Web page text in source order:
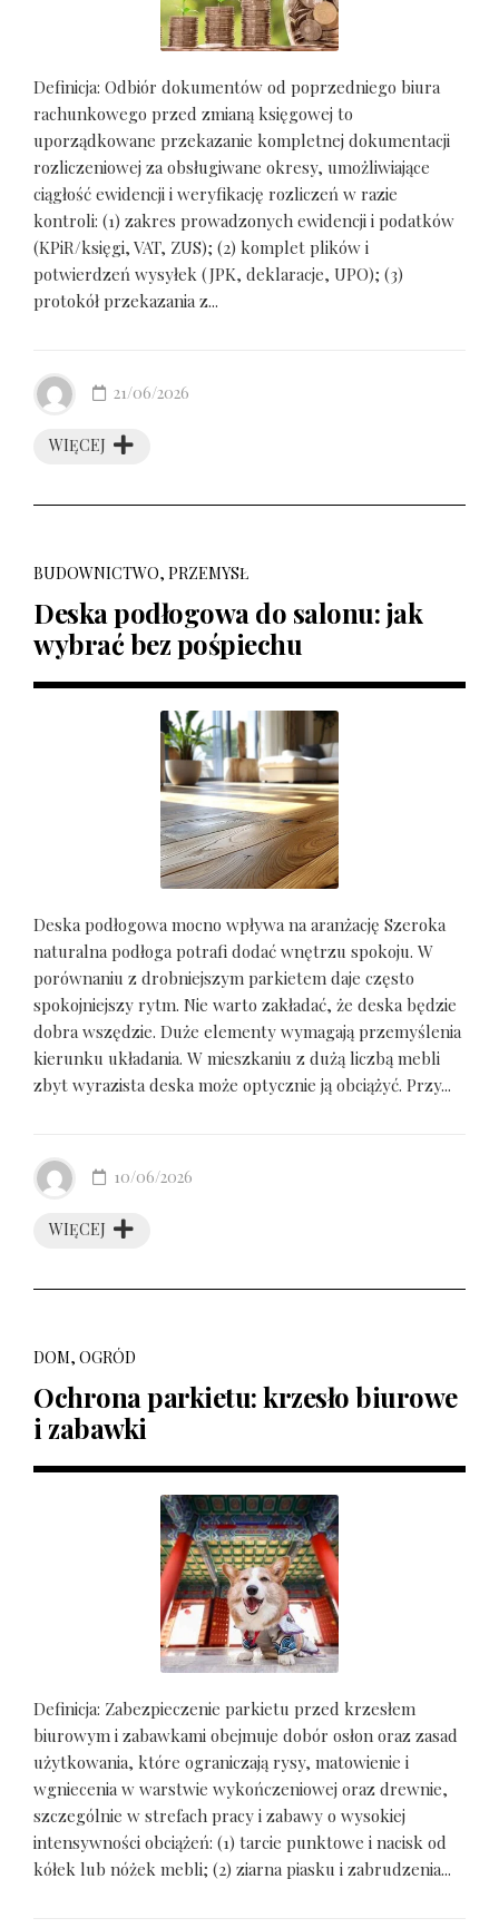
Definicja: Odbiór dokumentów od poprzedniego biura
rachunkowego przed zmianą księgowej to
uporządkowane przekazanie kompletnej dokumentacji
rozliczeniowej za obsługiwane okresy, umożliwiające
ciągłość ewidencji i weryfikację rozliczeń w razie
kontroli: (1) zakres prowadzonych ewidencji i podatków
(KPiR/księgi, VAT, ZUS); (2) komplet plików i
potwierdzeń wysyłek (JPK, deklaracje, UPO); (3)
protokół przekazania z...
WIĘCEJ
21/06/2026
BUDOWNICTWO, PRZEMYSŁ
Deska podłogowa do salonu: jak
wybrać bez pośpiechu
Deska podłogowa mocno wpływa na aranżację Szeroka
naturalna podłoga potrafi dodać wnętrzu spokoju. W
porównaniu z drobniejszym parkietem daje często
spokojniejszy rytm. Nie warto zakładać, że deska będzie
dobra wszędzie. Duże elementy wymagają przemyślenia
kierunku układania. W mieszkaniu z dużą liczbą mebli
zbyt wyrazista deska może optycznie ją obciążyć. Przy...
WIĘCEJ
10/06/2026
DOM, OGRÓD
Ochrona parkietu: krzesło biurowe
i zabawki
Definicja: Zabezpieczenie parkietu przed krzesłem
biurowym i zabawkami obejmuje dobór osłon oraz zasad
użytkowania, które ograniczają rysy, matowienie i
wgniecenia w warstwie wykończeniowej oraz drewnie,
szczególnie w strefach pracy i zabawy o wysokiej
intensywności obciążeń: (1) tarcie punktowe i nacisk od
kółek lub nóżek mebli; (2) ziarna piasku i zabrudzenia...